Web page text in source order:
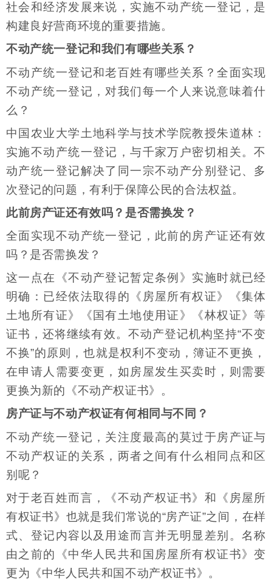
社会和经济发展来说，实施不动产统一登记，是
构建良好营商环境的重要措施。
不动产统一登记和我们有哪些关系？
不动产统一登记和老百姓有哪些关系？全面实现
不动产统一登记，对我们每一个人来说意味着什
么？
中国农业大学土地科学与技术学院教授朱道林：
实施不动产统一登记，与千家万户密切相关。不
动产统一登记解决了同一宗不动产分别登记、多
次登记的问题，有利于保障公民的合法权益。
此前房产证还有效吗？是否需换发？
全面实现不动产统一登记，此前的房产证还有效
吗？是否需换发？
这一点在《不动产登记暂定条例》实施时就已经
明确：已经依法取得的《房屋所有权证》《集体
土地所有证》《国有土地使用证》《林权证》等
证书，还将继续有效。不动产登记机构坚持“不变
不换”的原则，也就是权利不变动，簿证不更换，
在申请人需要变更，如房屋发生买卖时，则需要
更换为新的《不动产权证书》。
房产证与不动产权证有何相同与不同？
不动产统一登记，关注度最高的莫过于房产证与
不动产权证的关系，两者之间有什么相同点和区
别呢？
对于老百姓而言，《不动产权证书》和《房屋所
有权证书》也就是我们常说的“房产证”之间，在样
式、登记内容以及用途而言并无明显差别。名称
由之前的《中华人民共和国房屋所有权证书》变
更为《中华人民共和国不动产权证书》。